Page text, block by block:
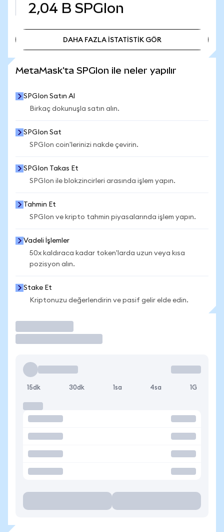
2,04 B SPGIon
DAHA FAZLA İSTATİSTİK GÖR
MetaMask'ta SPGIon ile neler yapılır
SPGIon Satın Al
Birkaç dokunuşla satın alın.
SPGIon Sat
SPGIon coin'lerinizi nakde çevirin.
SPGIon Takas Et
SPGIon ile blokzincirleri arasında işlem yapın.
Tahmin Et
SPGIon ve kripto tahmin piyasalarında işlem yapın.
Vadeli İşlemler
50x kaldıraca kadar token'larda uzun veya kısa
pozisyon alın.
Stake Et
Kriptonuzu değerlendirin ve pasif gelir elde edin.
15dk 30dk 1sa 4sa 1G